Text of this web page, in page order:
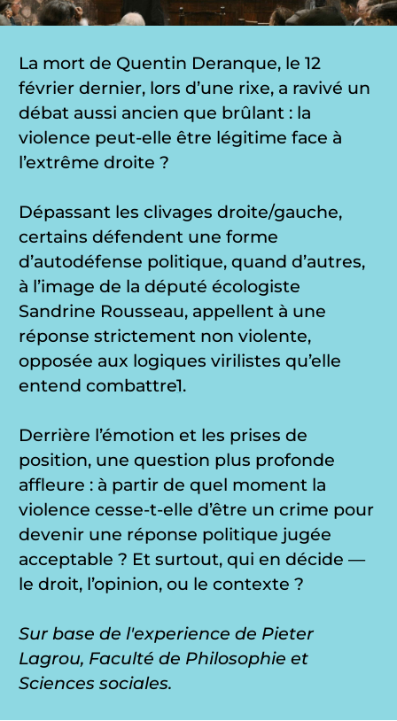
La mort de Quentin Deranque, le 12
février dernier, lors d’une rixe, a ravivé un
débat aussi ancien que brûlant : la
violence peut-elle être légitime face à
l’extrême droite ?
Dépassant les clivages droite/gauche,
certains défendent une forme
d’autodéfense politique, quand d’autres,
à l’image de la député écologiste
Sandrine Rousseau, appellent à une
réponse strictement non violente,
opposée aux logiques virilistes qu’elle
entend combattre1.
Derrière l’émotion et les prises de
position, une question plus profonde
affleure : à partir de quel moment la
violence cesse-t-elle d’être un crime pour
devenir une réponse politique jugée
acceptable ? Et surtout, qui en décide —
le droit, l’opinion, ou le contexte ?
Sur base de l'experience de Pieter
Lagrou, Faculté de Philosophie et
Sciences sociales.